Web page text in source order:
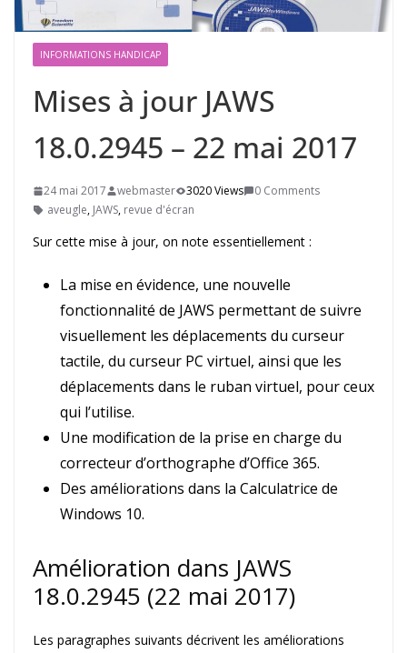
INFORMATIONS HANDICAP
Mises à jour JAWS
18.0.2945 – 22 mai 2017
24 mai 2017 webmaster 3020 Views
0 Comments
aveugle, JAWS, revue d'écran
Sur cette mise à jour, on note essentiellement :
La mise en évidence, une nouvelle
fonctionnalité de JAWS permettant de suivre
visuellement les déplacements du curseur
tactile, du curseur PC virtuel, ainsi que les
déplacements dans le ruban virtuel, pour ceux
qui l’utilise.
Une modification de la prise en charge du
correcteur d’orthographe d’Office 365.
Des améliorations dans la Calculatrice de
Windows 10.
Amélioration dans JAWS
18.0.2945 (22 mai 2017)
Les paragraphes suivants décrivent les améliorations